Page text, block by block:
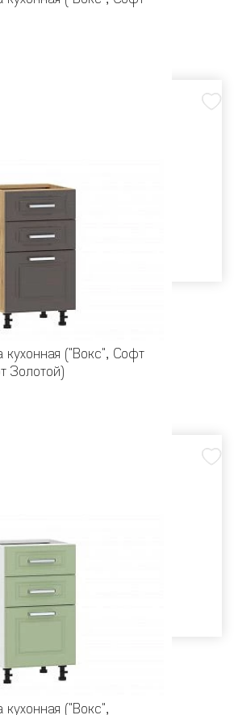
("Вокс", Софт
Золотой)
("Вокс",